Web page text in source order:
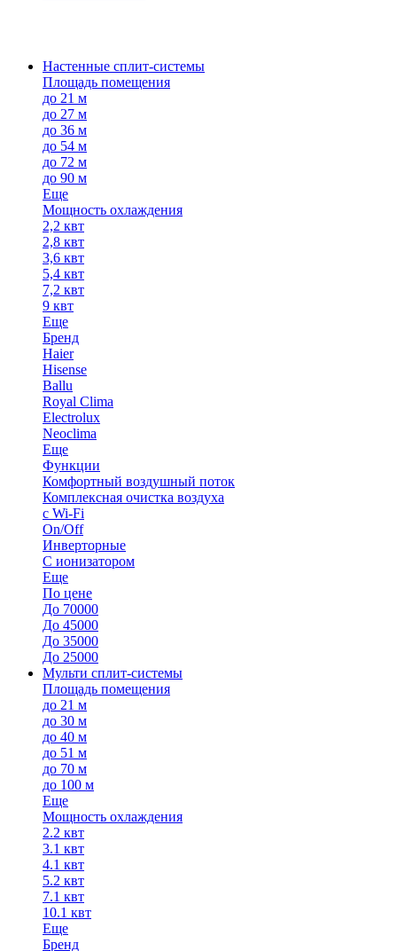
Настенные сплит-системы
Площадь помещения
до 21 м
до 27 м
до 36 м
до 54 м
до 72 м
до 90 м
Еще
Мощность охлаждения
2,2 квт
2,8 квт
3,6 квт
5,4 квт
7,2 квт
9 квт
Еще
Бренд
Haier
Hisense
Ballu
Royal Clima
Electrolux
Neoclima
Еще
Функции
Комфортный воздушный поток
Комплексная очистка воздуха
с Wi-Fi
On/Off
Инверторные
С ионизатором
Еще
По цене
До 70000
До 45000
До 35000
До 25000
Мульти сплит-системы
Площадь помещения
до 21 м
до 30 м
до 40 м
до 51 м
до 70 м
до 100 м
Еще
Мощность охлаждения
2.2 квт
3.1 квт
4.1 квт
5.2 квт
7.1 квт
10.1 квт
Еще
Бренд